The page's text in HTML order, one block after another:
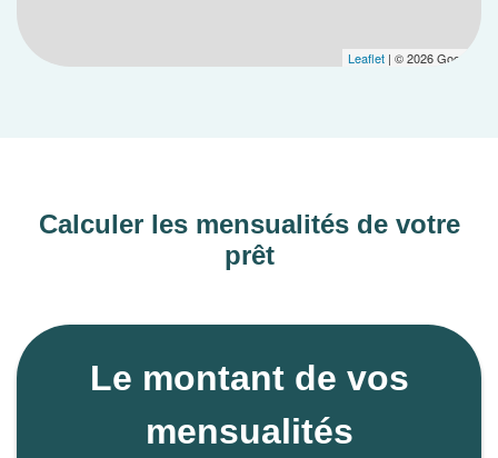
Leaflet | © 2026 Google
Calculer les mensualités de votre
prêt
Le montant de vos
mensualités